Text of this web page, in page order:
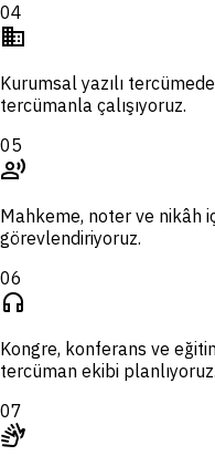
04
domain
Kurumsal yazılı
tercümanla çalışıyoruz.
05
record_voice_over
Mahkeme, noter ve nikâh
görevlendiriyoruz.
06
headphones
Kongre, konferans ve
tercüman ekibi planlıyoruz.
07
sign_language